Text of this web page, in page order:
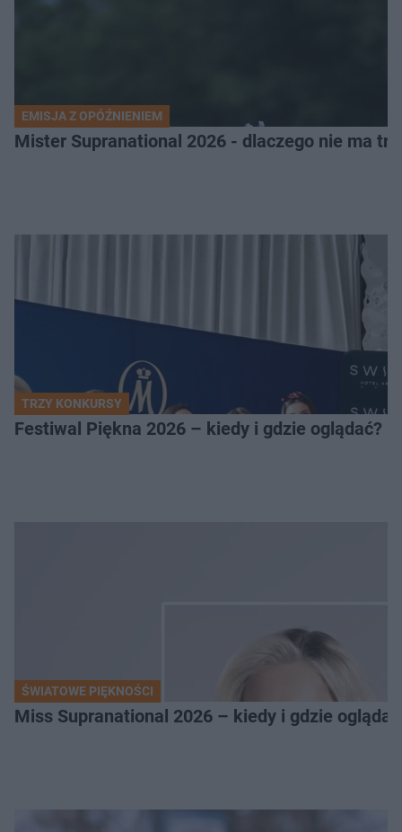
EMISJA Z OPÓŹNIENIEM
Mister Supranational 2026 - dlaczego nie ma
TRZY KONKURSY
Festiwal Piękna 2026 – kiedy i gdzie oglądać?
ŚWIATOWE PIĘKNOŚCI
Miss Supranational 2026 – kiedy i gdzie